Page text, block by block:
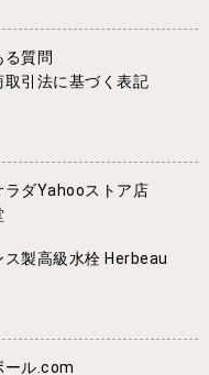
る質問
取引法に基づく表記
ラダYahooストア店
ス製高級水栓 Herbeau
ール.com